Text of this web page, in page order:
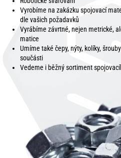
Vyrobíme na zakázku spojovací
dle vašich požadavků
Vyrábíme závrtné, nejen metrické,
matice
Umíme také čepy, nýty, kolíky,
součásti
Vedeme i běžný sortiment